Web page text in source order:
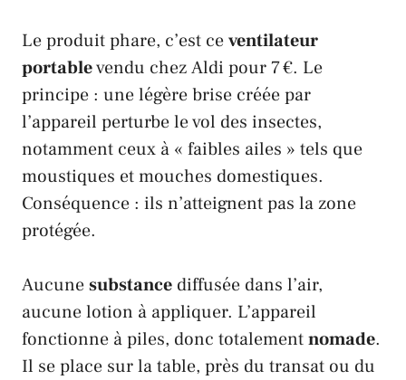
Le produit phare, c’est ceventilateur
portablevendu chezAldi pour 7 €. Le
principe : une légère brise créée par
l’appareil perturbe le vol des insectes,
notamment ceux à « faibles ailes » tels que
moustiques et mouches domestiques.
Conséquence : ils n’atteignent pas la zone
protégée.
Aucunesubstance diffusée dans l’air,
aucune lotion à appliquer. L’appareil
fonctionne à piles, donc totalementnomade.
Il se place sur la table, près du transat ou du